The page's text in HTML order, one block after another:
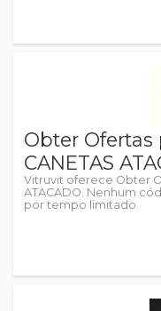
Obter
CANETAS
Vitruvit oferece Obter
ATACADO. Nenhum
por tempo limitado.